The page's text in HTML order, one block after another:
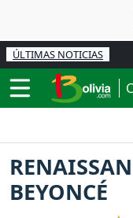
ÚLTIMAS NOTICIAS
BEYONCÉ